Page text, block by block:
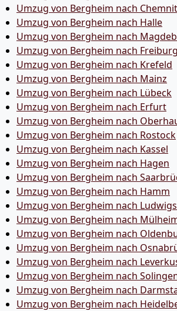
Umzug von Bergheim nach
Umzug von Bergheim nach Halle
Umzug von Bergheim nach
Umzug von Bergheim nach
Umzug von Bergheim nach Krefeld
Umzug von Bergheim nach Mainz
Umzug von Bergheim nach Lübeck
Umzug von Bergheim nach Erfurt
Umzug von Bergheim nach
Umzug von Bergheim nach Rostock
Umzug von Bergheim nach Kassel
Umzug von Bergheim nach Hagen
Umzug von Bergheim nach
Umzug von Bergheim nach Hamm
Umzug von Bergheim nach
Umzug von Bergheim nach
Umzug von Bergheim nach
Umzug von Bergheim nach
Umzug von Bergheim nach
Umzug von Bergheim nach
Umzug von Bergheim nach
Umzug von Bergheim nach